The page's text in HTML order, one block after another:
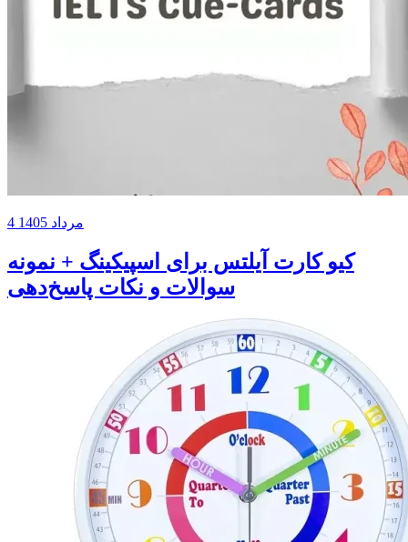
4 مرداد 1405
کیو کارت آیلتس برای اسپیکینگ + نمونه
سوالات و نکات پاسخ‌دهی